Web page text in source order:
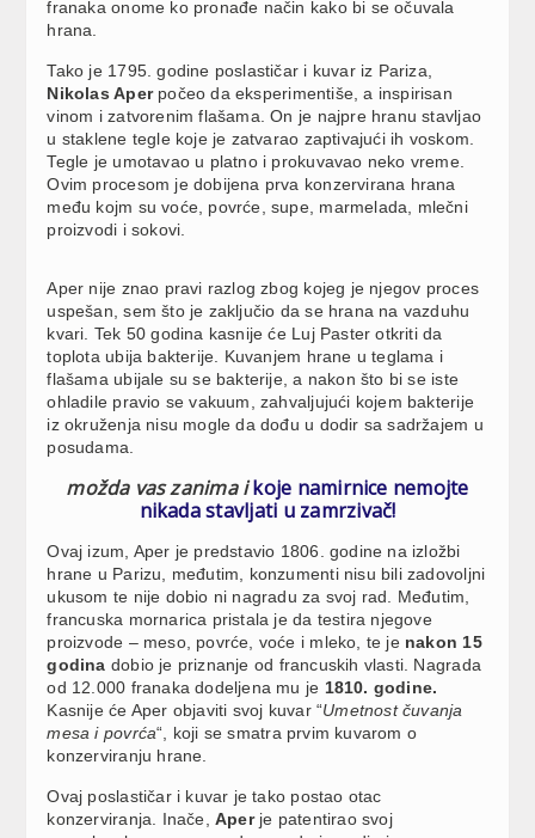
franaka onome ko pronađe način kako bi se očuvala
hrana.
Tako je 1795. godine poslastičar i kuvar iz Pariza,
Nikolas Aperpočeo da eksperimentiše, a inspirisan
vinom i zatvorenim flašama. On je najpre hranu stavljao
u staklene tegle koje je zatvarao zaptivajući ih voskom.
Tegle je umotavao u platno i prokuvavao neko vreme.
Ovim procesom je dobijena prva konzervirana hrana
među kojm su voće, povrće, supe, marmelada, mlečni
proizvodi i sokovi.
Aper nije znao pravi razlog zbog kojeg je njegov proces
uspešan, sem što je zaključio da se hrana na vazduhu
kvari. Tek 50 godina kasnije će Luj Paster otkriti da
toplota ubija bakterije. Kuvanjem hrane u teglama i
flašama ubijale su se bakterije, a nakon što bi se iste
ohladile pravio se vakuum, zahvaljujući kojem bakterije
iz okruženja nisu mogle da dođu u dodir sa sadržajem u
posudama.
možda vas zanima i koje namirnice nemojte
nikada stavljati u zamrzivač!
Ovaj izum, Aper je predstavio 1806. godine na izložbi
hrane u Parizu, međutim, konzumenti nisu bili zadovoljni
ukusom te nije dobio ni nagradu za svoj rad. Međutim,
francuska mornarica pristala je da testira njegove
proizvode – meso, povrće, voće i mleko, te je nakon 15
godina dobio je priznanje od francuskih vlasti. Nagrada
od 12.000 franaka dodeljena mu je 1810. godine.
Kasnije će Aper objaviti svoj kuvar “Umetnost čuvanja
mesa i povrća“, koji se smatra prvim kuvarom o
konzerviranju hrane.
Ovaj poslastičar i kuvar je tako postao otac
konzerviranja. Inače,Aperje patentirao svoj